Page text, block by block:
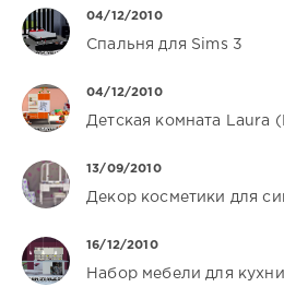
04/12/2010
Спальня для Sims 3
04/12/2010
Детская комната Laura
13/09/2010
Декор косметики для
16/12/2010
Набор мебели для